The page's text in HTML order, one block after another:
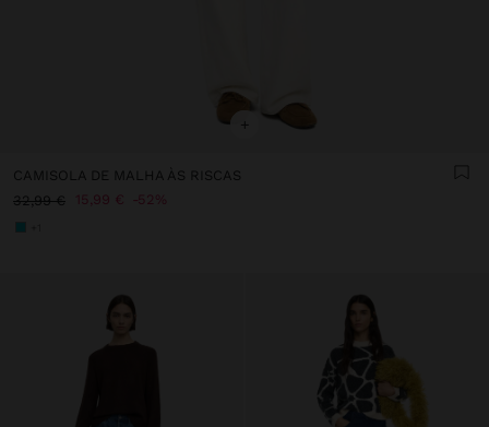
+
CAMISOLA DE MALHA ÀS RISCAS
32,99 €
15,99 € 52%